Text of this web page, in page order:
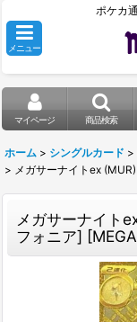
ポケカ
メニュー
マイページ 商品検索
ホーム > シングルカード >
> メガサーナイトex
メガサーナイト
フォニア]